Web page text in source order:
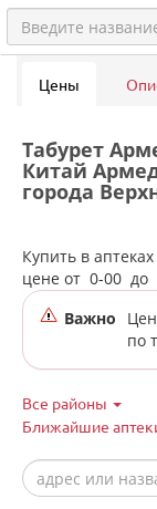
Цены
Табурет
Китай
города
Купить в
цене от 0-00 до
Важно
по
Все районы
Ближайшие